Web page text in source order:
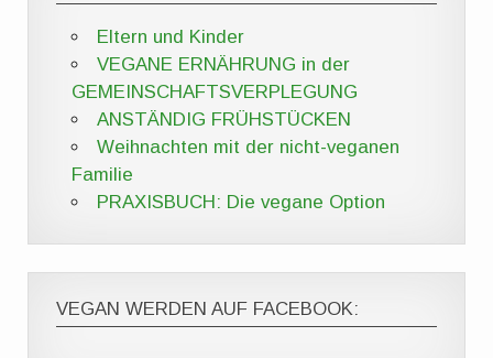
Eltern und Kinder
VEGANE ERNÄHRUNG in der
GEMEINSCHAFTSVERPLEGUNG
ANSTÄNDIG FRÜHSTÜCKEN
Weihnachten mit der nicht-veganen
Familie
PRAXISBUCH: Die vegane Option
VEGAN WERDEN AUF FACEBOOK: